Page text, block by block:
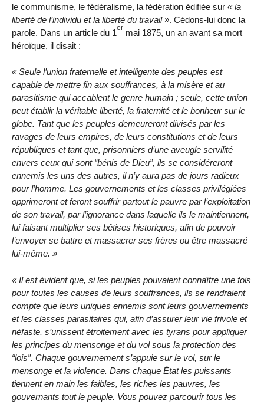
le communisme, le fédéralisme, la fédération édifiée sur
la
liberté de l’individu et la liberté du travail
. Cédons-lui donc la
parole. Dans un article du 1er mai 1875, un an avant sa mort
héroïque, il disait :
Seule l’union fraternelle et intelligente des peuples est
capable de mettre fin aux souffrances, à la misère et au
parasitisme qui accablent le genre humain ; seule, cette union
peut établir la véritable liberté, la fraternité et le bonheur sur le
globe. Tant que les peuples demeureront divisés par les
ravages de leurs empires, de leurs constitutions et de leurs
républiques et tant que, prisonniers d’une aveugle servilité
envers ceux qui sont bénis de Dieu , ils se considéreront
ennemis les uns des autres, il n’y aura pas de jours radieux
pour l’homme. Les gouvernements et les classes privilégiées
opprimeront et feront souffrir partout le pauvre par l’exploitation
de son travail, par l’ignorance dans laquelle ils le maintiennent,
lui faisant multiplier ses bêtises historiques, afin de pouvoir
l’envoyer se battre et massacrer ses frères ou être massacré
lui-même.
Il est évident que, si les peuples pouvaient connaître une fois
pour toutes les causes de leurs souffrances, ils se rendraient
compte que leurs uniques ennemis sont leurs gouvernements
et les classes parasitaires qui, afin d’assurer leur vie frivole et
néfaste, s’unissent étroitement avec les tyrans pour appliquer
les principes du mensonge et du vol sous la protection des
lois . Chaque gouvernement s’appuie sur le vol, sur le
mensonge et la violence. Dans chaque État les puissants
tiennent en main les faibles, les riches les pauvres, les
gouvernants tout le peuple. Vous pouvez parcourir tous les